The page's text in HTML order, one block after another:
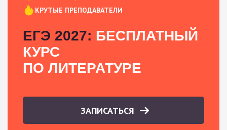
КРУТЫЕ ПРЕПОДАВАТЕЛИ
ЕГЭ 2027: БЕСПЛАТНЫЙ
КУРС
ПО ЛИТЕРАТУРЕ
ЗАПИСАТЬСЯ